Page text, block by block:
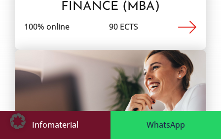
Infomaterial WhatsApp
FINANCE (MBA)
100% online 90 ECTS